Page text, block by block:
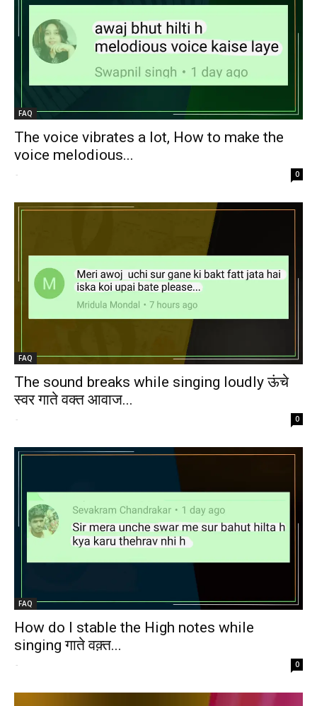
FAQ
The voice vibrates a lot, How to make the
voice melodious...
- 0
FAQ
The sound breaks while singing loudly ऊंचे
स्वर गाते वक्त आवाज...
- 0
FAQ
How do I stable the High notes while
singing गाते वक़्त...
- 0